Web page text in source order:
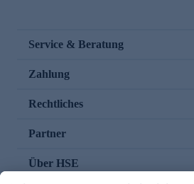
Service & Beratung
Zahlung
Rechtliches
Partner
Über HSE